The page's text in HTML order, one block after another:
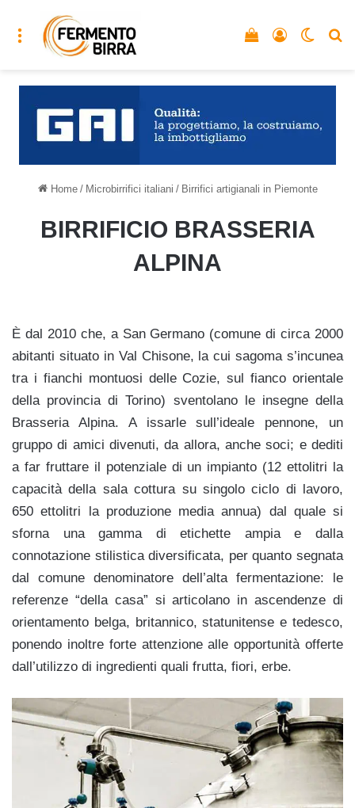
Menu Accedi
Vedi il carrello
Home / Microbirrifici italiani / Birrifici artigianali in Piemonte
BIRRIFICIO BRASSERIA
ALPINA
È dal 2010 che, a San Germano (comune di circa 2000
abitanti situato in Val Chisone, la cui sagoma s’incunea
tra i fianchi montuosi delle Cozie, sul fianco orientale
della provincia di Torino) sventolano le insegne della
Brasseria Alpina. A issarle sull’ideale pennone, un
gruppo di amici divenuti, da allora, anche soci; e dediti
a far fruttare il potenziale di un impianto (12 ettolitri la
capacità della sala cottura su singolo ciclo di lavoro,
650 ettolitri la produzione media annua) dal quale si
sforna una gamma di etichette ampia e dalla
connotazione stilistica diversificata, per quanto segnata
dal comune denominatore dell’alta fermentazione: le
referenze “della casa” si articolano in ascendenze di
orientamento belga, britannico, statunitense e tedesco,
ponendo inoltre forte attenzione alle opportunità offerte
dall’utilizzo di ingredienti quali frutta, fiori, erbe.